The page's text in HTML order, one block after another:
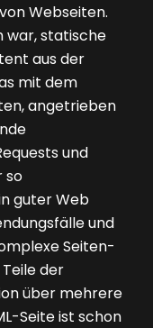
Webseiten.
war, statische
aus der
mit dem
angetrieben
und
so
guter Web
und
Seiten-
der
über mehrere
Seite ist schon